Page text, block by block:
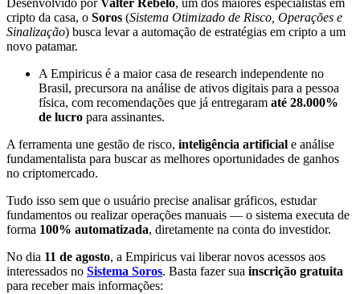
Desenvolvido porValter Rebelo, um dos maiores especialistas em
cripto da casa, o Soros (Sistema Otimizado de Risco, Operações e
Sinalização) busca levar a automação de estratégias em cripto a um
novo patamar.
A Empiricus é a maior casa de research independente no
Brasil, precursora na análise de ativos digitais para a pessoa
física, com recomendações que já entregaram até 28.000%
de lucro para assinantes.
A ferramenta une gestão de risco, inteligência artificial e análise
fundamentalista para buscar as melhores oportunidades de ganhos
no criptomercado.
Tudo isso sem que o usuário precise analisar gráficos, estudar
fundamentos ou realizar operações manuais — o sistema executa de
forma 100% automatizada, diretamente na conta do investidor.
No dia 11 de agosto, a Empiricus vai liberar novos acessos aos
interessados no Sistema Soros. Basta fazer sua inscrição gratuita
para receber mais informações: